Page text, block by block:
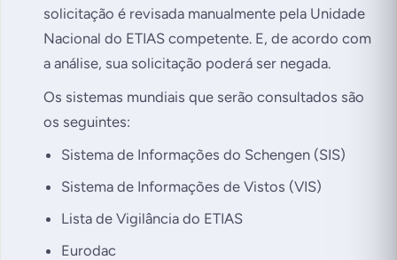
solicitação é revisada manualmente pela Unidade
Nacional do ETIAS competente. E, de acordo com
a análise, sua solicitação poderá ser negada.
Os sistemas mundiais que serão consultados são
os seguintes:
Sistema de Informações do Schengen (SIS)
Sistema de Informações de Vistos (VIS)
Lista de Vigilância do ETIAS
Eurodac